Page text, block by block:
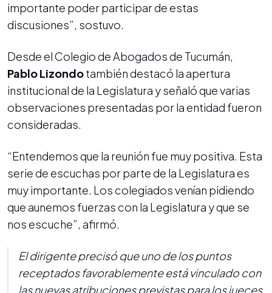
importante poder participar de estas
discusiones”, sostuvo.
Desde el Colegio de Abogados de Tucumán,
Pablo Lizondotambién destacó la apertura
institucional de la Legislatura y señaló que varias
observaciones presentadas por la entidad fueron
consideradas.
“Entendemos que la reunión fue muy positiva. Esta
serie de escuchas por parte de la Legislatura es
muy importante. Los colegiados venían pidiendo
que aunemos fuerzas con la Legislatura y que se
nos escuche”, afirmó.
El dirigente precisó que uno de los puntos
receptados favorablemente está vinculado con
las nuevas atribuciones previstas para los jueces